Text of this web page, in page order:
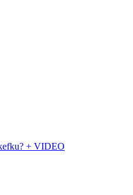
+ VIDEO